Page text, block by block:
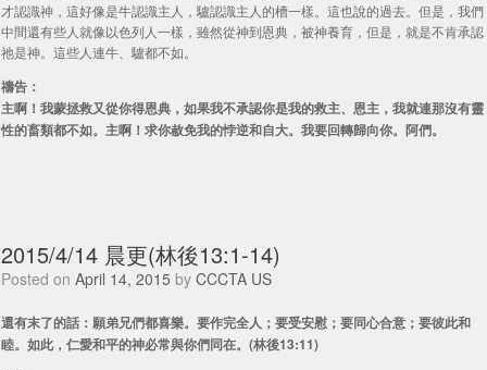
才認識神，這好像是牛認識主人，驢認識主人的槽一樣。這也說的過去。但是，我們
中間還有些人就像以色列人一樣，雖然從神到恩典，被神養育，但是，就是不肯承認
祂是神。這些人連牛、驢都不如。
禱告：
主啊！我蒙拯救又從你得恩典，如果我不承認你是我的救主、恩主，我就連那沒有靈
性的畜類都不如。主啊！求你赦免我的悖逆和自大。我要回轉歸向你。阿們。
2015/4/14 晨更(林後13:1-14)
Posted on April 14, 2015 by CCCTA US
還有末了的話：願弟兄們都喜樂。要作完全人；要受安慰；要同心合意；要彼此和
睦。如此，仁愛和平的神必常與你們同在。(林後13:11)